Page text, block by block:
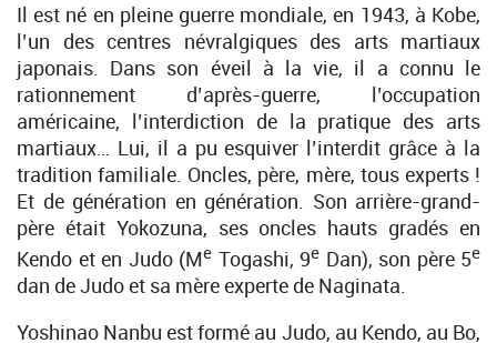
Il est né en pleine guerre mondiale, en 1943, à Kobe,
l’un des centres névralgiques des arts martiaux
japonais. Dans son éveil à la vie, il a connu le
rationnement d’après-guerre, l’occupation
américaine, l’interdiction de la pratique des arts
martiaux… Lui, il a pu esquiver l’interdit grâce à la
tradition familiale. Oncles, père, mère, tous experts !
Et de génération en génération. Son arrière-grand-
père était Yokozuna, ses oncles hauts gradés en
Kendo et en Judo (Me Togashi, 9e Dan), son père 5e
dan de Judo et sa mère experte de Naginata.
Yoshinao Nanbu est formé au Judo, au Kendo, au Bo,